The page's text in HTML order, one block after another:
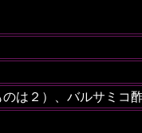
は２）、バルサミコ